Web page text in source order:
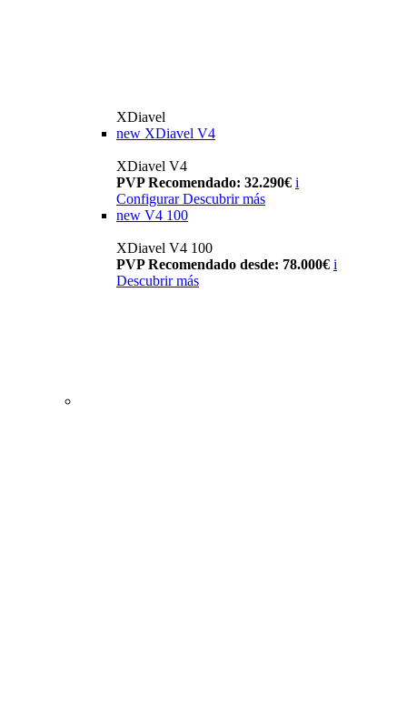
XDiavel
new XDiavel V4
XDiavel V4
PVP Recomendado: 32.290€ i
Configurar Descubrir más
new V4 100
XDiavel V4 100
PVP Recomendado desde: 78.000€ i
Descubrir más